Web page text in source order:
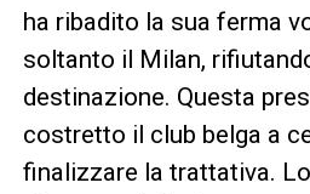
ha ribadito la sua ferma
soltanto il Milan,
destinazione. Questa
costretto il club belga a
finalizzare la trattativa.